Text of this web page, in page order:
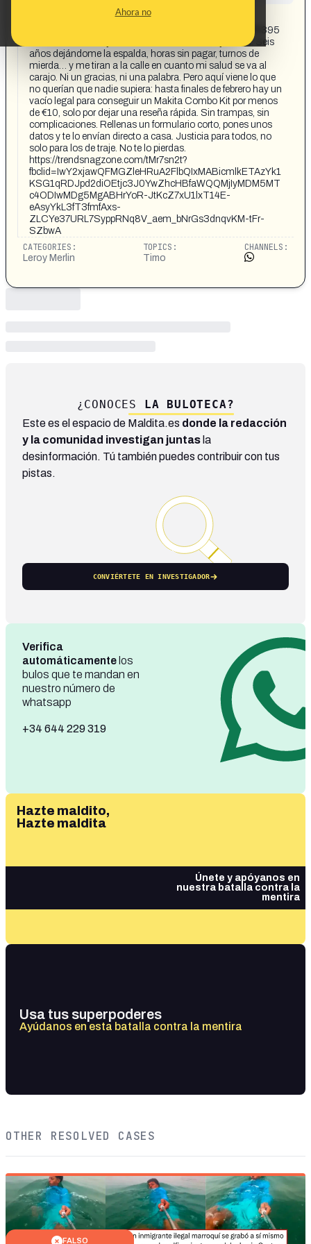
Ahora no
https://www.facebook.com/story.php?
story_fbid=122131794405027279&id=61580818379395
&rdid=5BeGQoTfylMTWzI4 Que te den, Leroy Merlin. Seis
años dejándome la espalda, horas sin pagar, turnos de
mierda… y me tiran a la calle en cuanto mi salud se va al
carajo. Ni un gracias, ni una palabra. Pero aquí viene lo que
no querían que nadie supiera: hasta finales de febrero hay un
vacío legal para conseguir un Makita Combo Kit por menos
de €10, solo por dejar una reseña rápida. Sin trampas, sin
complicaciones. Rellenas un formulario corto, pones unos
datos y te lo envían directo a casa. Justicia para todos, no
solo para los de traje. No te lo pierdas.
https://trendsnagzone.com/tMr7sn2t?
fbclid=IwY2xjawQFMGZleHRuA2FlbQIxMABicmlkETAzYk1
KSG1qRDJpd2diOEtjc3J0YwZhcHBfaWQQMjIyMDM5MT
c4ODIwMDg5MgABHrYoR-JtKcZ7xU1lxT14E-
eAsyYkL3fT3fmfAxs-
ZLCYe37URL7SyppRNq8V_aem_bNrGs3dnqvKM-tFr-
SZbwA
CATEGORIES:
Leroy Merlin
TOPICS:
Timo
CHANNELS:
¿CONOCES LA BULOTECA?
Este es el espacio de Maldita.es donde la redacción
y la comunidad investigan juntas la
desinformación. Tú también puedes contribuir con tus
pistas.
CONVIÉRTETE EN INVESTIGADOR
Verifica
automáticamente los
bulos que te mandan en
nuestro número de
whatsapp
+34 644 229 319
Hazte maldito,
Hazte maldita
Únete y apóyanos en
nuestra batalla contra la
mentira
Usa tus superpoderes
Ayúdanos en esta batalla contra la mentira
OTHER RESOLVED CASES
FALSO